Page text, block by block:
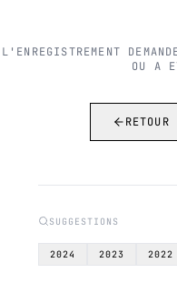
L'ENREGISTREMENT
OU A
RETOUR
SUGGESTIONS
2024 2023 2022